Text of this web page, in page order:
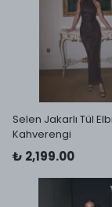
Selen Jakarlı Tül
Kahverengi
₺ 2,199.00